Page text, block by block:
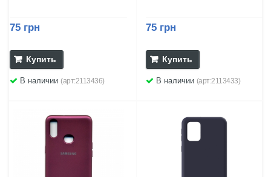
75 грн
Купить
В наличии (арт:2113436)
75 грн
Купить
В наличии (арт:2113433)